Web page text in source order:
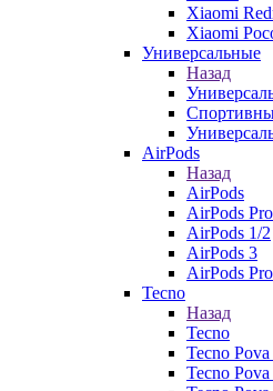
Xiaomi
Xiaomi
Универсальные
Назад
AirPods
Назад
AirPods
AirPods
AirPods 1/2
AirPods 3
AirPods Pro
Tecno
Назад
Tecno
Tecno
Tecno